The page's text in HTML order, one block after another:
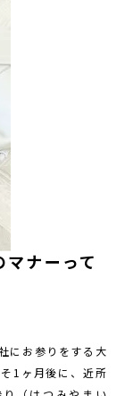
ナーって
にお参りをする大
1ヶ月後に、近所